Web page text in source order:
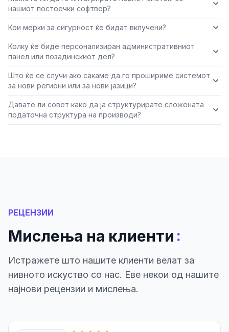
нашиот постоечки софтвер?
Кои мерки за сигурност ќе бидат вклучени?
Колку ќе биде персонализиран административниот
панел или позадинскиот дел?
Што ќе се случи ако сакаме да го прошириме системот
за нови региони или за нови јазици?
Давате ли совет како да ја структурирате сложената
податочна структура на производи?
РЕЦЕНЗИИ
Мислења на клиенти :
Истражете што нашите клиенти велат за
нивното искуство со нас. Еве некои од нашите
најнови рецензии и мислења.